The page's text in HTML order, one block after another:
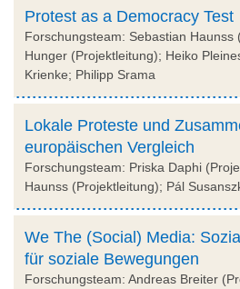
Protest as a Democracy Test
Forschungsteam: Sebastian Haunss
Hunger (Projektleitung); Heiko
Krienke; Philipp Srama
Lokale Proteste und
europäischen Vergleich
Forschungsteam: Priska Daphi
Haunss (Projektleitung); Pál
We The (Social) Media:
für soziale Bewegungen
Forschungsteam: Andreas Breiter